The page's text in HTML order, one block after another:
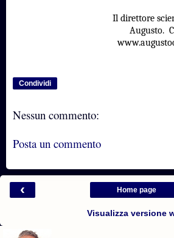
Il direttore scientifico
Augusto.
Condividi
Nessun commento:
Posta un commento
‹ Home page
Visualizza versione